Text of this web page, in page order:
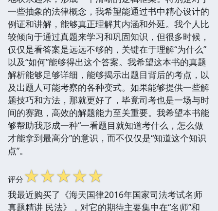
一些抽象的法律概念，我希望能通过书中精心设计的
例证和讲解，能够真正理解其内涵和外延。我个人比
较倾向于通过真题来学习和巩固知识，但很多时候，
仅仅是看答案是远远不够的，关键在于理解“为什么”
以及“如何”能够得出这个答案。我希望这本书的真题
解析能够足够详细，能够揭示出题目背后的考点，以
及出题人可能考察的各种变式。如果能够提供一些解
题技巧和方法，那就更好了，毕竟司考也是一场与时
间的赛跑，高效的解题能力至关重要。我希望本书能
够帮助我形成一种“一看题目就知道考什么，怎么做
才能拿到最高分”的意识，而不仅仅是“知道这个知识
点”。
评分☆☆☆☆☆
我最近购买了《海天国律2016年国家司法考试名师
真题精讲 民法》，对它的期待主要集中在“名师”和